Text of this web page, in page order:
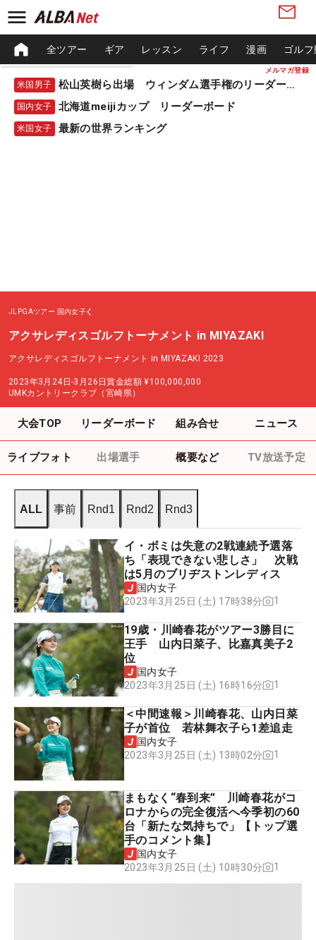
メルマガ登録
全ツアー ギア レッスン ライフ 漫画 ゴル
米国男子 松山英樹ら出場 ウィンダム選手権のリーダーボード
国内女子 北海道meijiカップ リーダーボード
米国女子 最新の世界ランキング
JLPGAツアー 国内女子
アクサレディスゴルフトーナメント in MIYAZAKI
アクサレディスゴルフトーナメント in MIYAZAKI 2023
2023年3月24日-3月26日賞金総額 ¥100,000,000
UMKカントリークラブ（宮崎県）
大会TOP リーダーボード 組み合せ ニュース
ライブフォト 出場選手 概要など TV放送予定
ALL 事前 Rnd1 Rnd2 Rnd3
イ・ボミは失意の2戦連続予選落
ち「表現できない悲しさ」 次戦
は5月のブリヂストンレディス
国内女子
2023年3月25日 (土) 17時38分
1
19歳・川崎春花がツアー3勝目に
王手 山内日菜子、比嘉真美子2
位
国内女子
2023年3月25日 (土) 16時16分
1
＜中間速報＞川崎春花、山内日菜
子が首位 若林舞衣子ら1差追走
国内女子
2023年3月25日 (土) 13時02分
1
まもなく“春到来” 川崎春花がコ
ロナからの完全復活へ今季初の60
台「新たな気持ちで」【トップ選
手のコメント集】
国内女子
2023年3月25日 (土) 10時30分
1